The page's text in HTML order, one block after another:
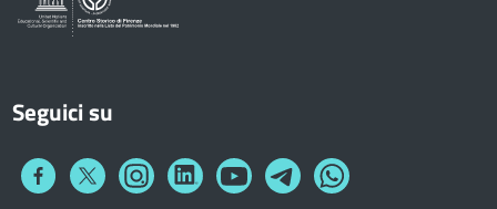
Seguici su
Collegamento
Collegamento
a
Collegamento
a
Collegamento
a
Collegamento
a
Collegamento
a
Collegamento
a